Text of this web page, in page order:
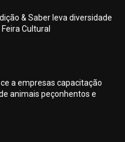
& Saber leva diversidade
Cultural
a empresas capacitação
animais peçonhentos e